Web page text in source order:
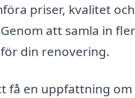
priser, kvalitet och
att samla in
din renovering.
få en uppfattning om